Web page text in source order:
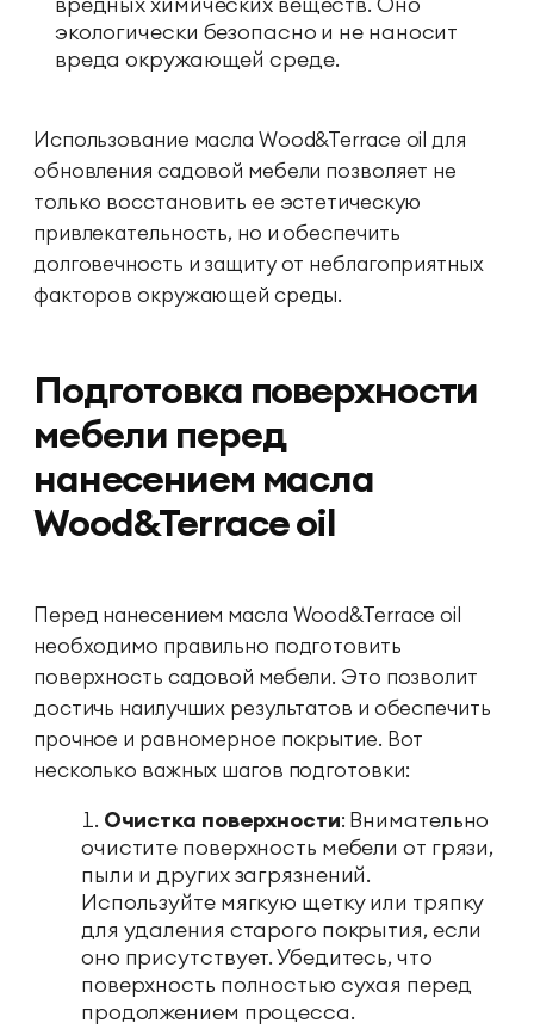
экологически безопасно и не наносит
вреда окружающей среде.
Использование масла Wood&Terrace oil для
обновления садовой мебели позволяет не
только восстановить ее эстетическую
привлекательность, но и обеспечить
долговечность и защиту от неблагоприятных
факторов окружающей среды.
Подготовка поверхности
мебели перед
нанесением масла
Wood&Terrace oil
Перед нанесением масла Wood&Terrace oil
необходимо правильно подготовить
поверхность садовой мебели. Это позволит
достичь наилучших результатов и обеспечить
прочное и равномерное покрытие. Вот
несколько важных шагов подготовки:
Очистка поверхности: Внимательно
очистите поверхность мебели от грязи,
пыли и других загрязнений.
Используйте мягкую щетку или тряпку
для удаления старого покрытия, если
оно присутствует. Убедитесь, что
поверхность полностью сухая перед
продолжением процесса.